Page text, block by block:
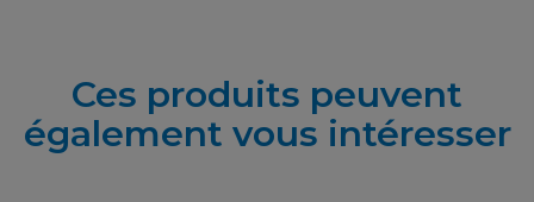
Ces produits peuvent
également vous intéresser